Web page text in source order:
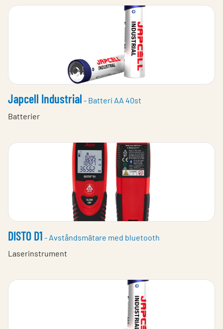
Japcell Industrial - Batteri AA 40st
Batterier
DISTO D1 - Avståndsmätare med bluetooth
Laserinstrument